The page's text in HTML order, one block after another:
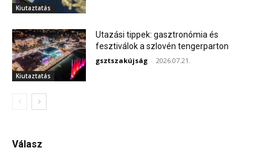
Kiutaztatás
Kiutaztatás
Utazási tippek: gasztronómia és
fesztiválok a szlovén tengerparton
gsztszakújság - 2026.07.21.
Válasz